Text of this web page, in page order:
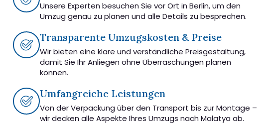
Unsere Experten besuchen Sie vor Ort in Berlin, um den
Umzug genau zu planen und alle Details zu besprechen.
Transparente Umzugskosten & Preise
Wir bieten eine klare und verständliche Preisgestaltung,
damit Sie Ihr Anliegen ohne Überraschungen planen
können.
Umfangreiche Leistungen
Von der Verpackung über den Transport bis zur Montage –
wir decken alle Aspekte Ihres Umzugs nach Malatya ab.